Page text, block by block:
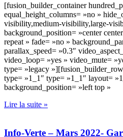
[fusion_builder_container
equal_height_columns= »no »
visibility,medium-visibility,large-
background_position= »center
repeat » fade= »no »
parallax_speed= »0.3″
video_loop= »yes » video_mute=
type= »legacy
type= »1_1″ type= »1_1″ layout=
background_position= »left top »
Lire la suite »
Info-Verte – Mars 2022-